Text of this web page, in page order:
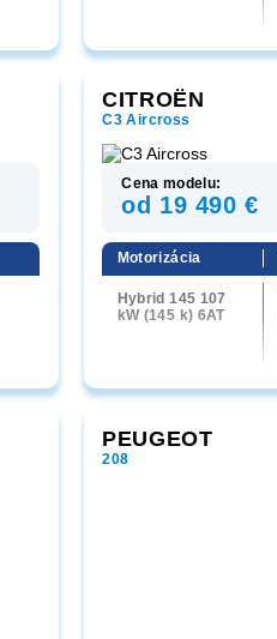
CITROËN
C3 Aircross
Cena modelu:
od 19 490 €
Motorizácia
Hybrid 145 107
kW (145 k) 6AT
PEUGEOT
208